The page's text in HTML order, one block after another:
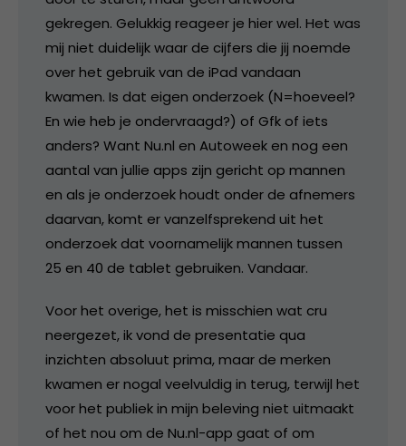
gekregen. Gelukkig reageer je hier wel. Het was
mij niet duidelijk waar de cijfers die jij noemde
over het gebruik van de iPad vandaan
kwamen. Is dat eigen onderzoek (N=hoeveel?
En wie heb je ondervraagd?) of Gfk of iets
anders? Want Nu.nl en Autoweek en nog een
aantal van jullie apps zijn gericht op mannen
en als je onderzoek houdt onder de afnemers
daarvan, komt er vanzelfsprekend uit het
onderzoek dat voornamelijk mannen tussen
25 en 40 de tablet gebruiken. Vandaar.
Voor het overige, het is misschien wat cru
neergezet, ik vond de presentatie qua
inzichten absoluut prima, maar de merken
kwamen er nogal veelvuldig in terug, terwijl het
voor het publiek in mijn beleving niet uitmaakt
of het nou om de Nu.nl-app gaat of om